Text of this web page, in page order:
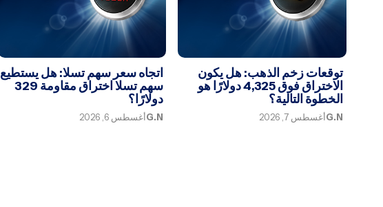
توقعات زخم الذهب: هل يكون
الاختراق فوق 4,325 دولارًا هو
الخطوة التالية؟
G.Nأغسطس 7, 2026
اتجاه سعر سهم تسلا: هل يستطيع
سهم تسلا اختراق مقاومة 329
دولارًا؟
G.Nأغسطس 6, 2026